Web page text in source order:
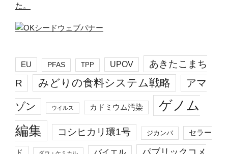
た。
EU PFAS TPP UPOV
あきたこまち
R
みどりの食料システム戦略 アマ
ゾン ウイルス カドミウム汚染
ゲノム
編集
コシヒカリ環1号 ジカンバ セラー
ド バイエル パブリックコメ